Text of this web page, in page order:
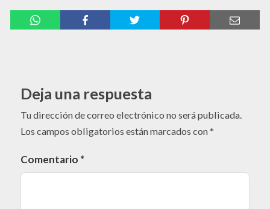
Deja una respuesta
Tu dirección de correo electrónico no será publicada.
Los campos obligatorios están marcados con*
Comentario *